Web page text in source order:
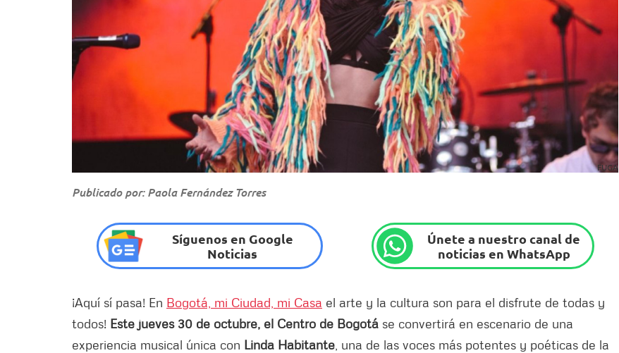
FUGA
Publicado por: Paola Fernández Torres
Síguenos en Google
Noticias
Únete a nuestro canal de
noticias en WhatsApp
¡Aquí sí pasa! En Bogotá, mi Ciudad, mi Casa el arte y la cultura son para el disfrute de todas y
todos! Este jueves 30 de octubre, el Centro de Bogotá se convertirá en escenario de una
experiencia musical única con Linda Habitante , una de las voces más potentes y poéticas de la